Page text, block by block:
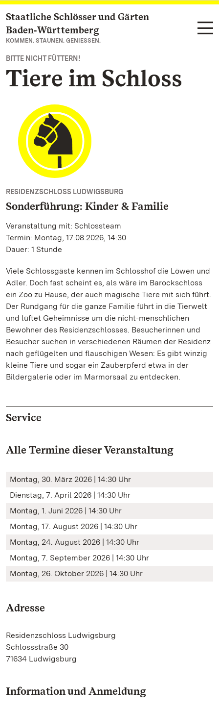
Zum Hauptinhalt springen
Staatliche Schlösser und Gärten
Baden‑Württemberg
KOMMEN. STAUNEN. GENIESSEN.
BITTE NICHT FÜTTERN!
Tiere im Schloss
RESIDENZSCHLOSS LUDWIGSBURG
Sonderführung: Kinder & Familie
Veranstaltung mit: Schlossteam
Termin: Montag, 17.08.2026, 14:30
Dauer: 1 Stunde
Viele Schlossgäste kennen im Schlosshof die Löwen und
Adler. Doch fast scheint es, als wäre im Barockschloss
ein Zoo zu Hause, der auch magische Tiere mit sich führt.
Der Rundgang für die ganze Familie führt in die Tierwelt
und lüftet Geheimnisse um die nicht-menschlichen
Bewohner des Residenzschlosses. Besucherinnen und
Besucher suchen in verschiedenen Räumen der Residenz
nach geflügelten und flauschigen Wesen: Es gibt winzig
kleine Tiere und sogar ein Zauberpferd etwa in der
Bildergalerie oder im Marmorsaal zu entdecken.
Service
Alle Termine dieser Veranstaltung
Montag, 30. März 2026 | 14:30 Uhr
Dienstag, 7. April 2026 | 14:30 Uhr
Montag, 1. Juni 2026 | 14:30 Uhr
Montag, 17. August 2026 | 14:30 Uhr
Montag, 24. August 2026 | 14:30 Uhr
Montag, 7. September 2026 | 14:30 Uhr
Montag, 26. Oktober 2026 | 14:30 Uhr
Adresse
Residenzschloss Ludwigsburg
Schlossstraße 30
71634 Ludwigsburg
Information und Anmeldung